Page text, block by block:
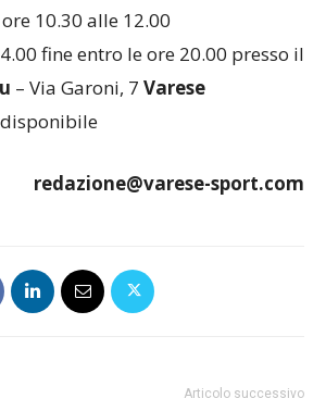
10.30 alle 12.00
fine entro le ore 20.00 presso il
– Via Garoni, 7 Varese
redazione@varese-sport.com
Articolo successivo